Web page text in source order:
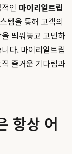
인 마이리얼트립
템을 통해 고객의
띄워놓고 고민하
다. 마이리얼트립
즐거운 기다림과
항상 어